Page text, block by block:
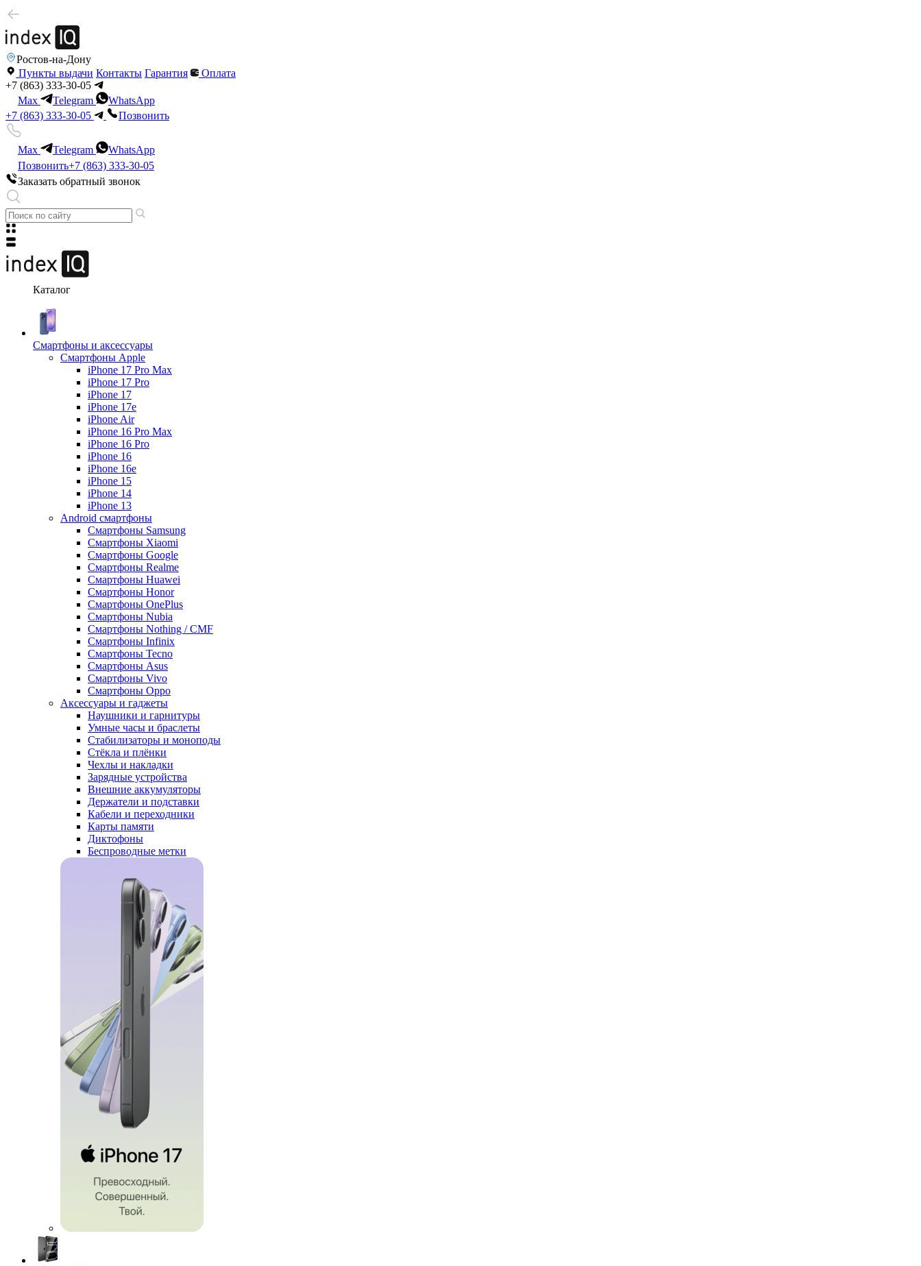
Ростов-на-Дону
Пункты выдачи Контакты Гарантия
Оплата
+7 (863) 333-30-05
Max
Telegram
WhatsApp
+7 (863) 333-30-05
Позвонить
Max Telegram
WhatsApp
Позвонить+7 (863) 333-30-05
Заказать обратный звонок
Каталог
Смартфоны и аксессуары
Смартфоны Apple
iPhone 17 Pro Max
iPhone 17 Pro
iPhone 17
iPhone 17e
iPhone Air
iPhone 16 Pro Max
iPhone 16 Pro
iPhone 16
iPhone 16e
iPhone 15
iPhone 14
iPhone 13
Android cмартфоны
Смартфоны Samsung
Смартфоны Xiaomi
Смартфоны Google
Смартфоны Realme
Смартфоны Huawei
Смартфоны Honor
Смартфоны OnePlus
Смартфоны Nubia
Смартфоны Nothing / CMF
Смартфоны Infinix
Смартфоны Tecno
Смартфоны Asus
Смартфоны Vivo
Смартфоны Oppo
Аксессуары и гаджеты
Наушники и гарнитуры
Умные часы и браслеты
Стабилизаторы и моноподы
Стёкла и плёнки
Чехлы и накладки
Зарядные устройства
Внешние аккумуляторы
Держатели и подставки
Кабели и переходники
Карты памяти
Диктофоны
Беспроводные метки